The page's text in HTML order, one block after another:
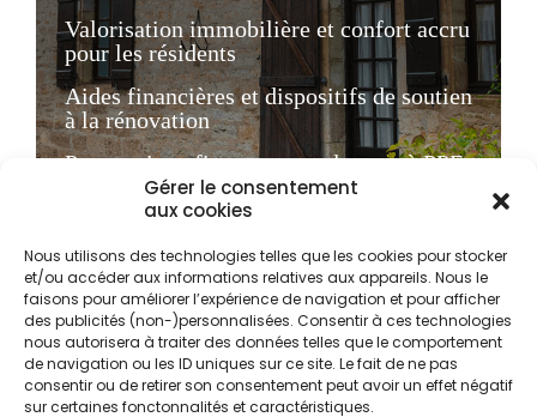
Gérer le consentement
aux cookies
Nous utilisons des technologies telles que les cookies pour stocker
et/ou accéder aux informations relatives aux appareils. Nous le
faisons pour améliorer l’expérience de navigation et pour afficher
des publicités (non-)personnalisées. Consentir à ces technologies
nous autorisera à traiter des données telles que le comportement
de navigation ou les ID uniques sur ce site. Le fait de ne pas
consentir ou de retirer son consentement peut avoir un effet négatif
sur certaines fonctonnalités et caractéristiques.
Valorisation immobilière et confort accru
pour les résidents
Aides financières et dispositifs de soutien
à la rénovation
Pourquoi confier votre ravalement à PPF
en Île-de-France
Asnières-sur-Seine
Le ravalement de façade
à Asnières-sur-Seine : une
obligation légale et